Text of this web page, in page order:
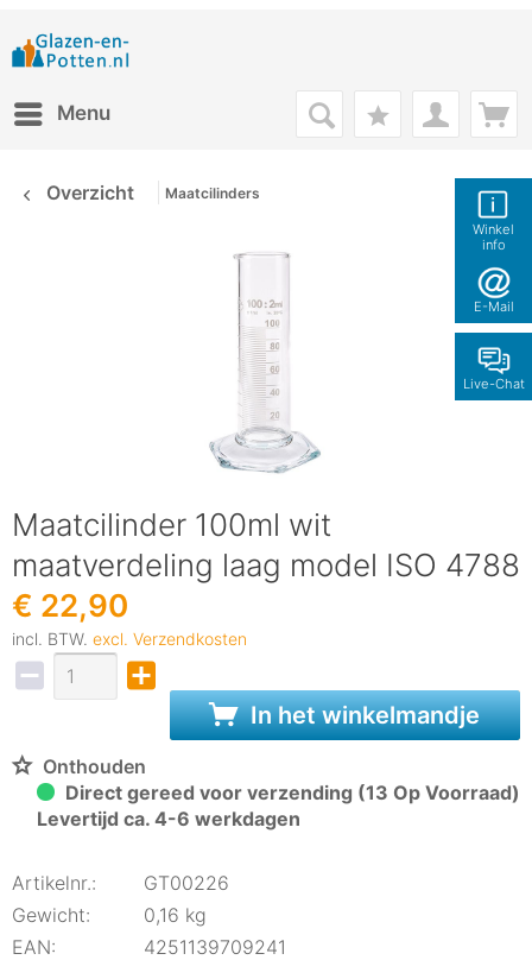
Winkel
info
E-Mail
Live-Chat
Menu
Overzicht Maatcilinders
Maatcilinder 100ml wit
maatverdeling laag model ISO 4788
€ 22,90
incl. BTW. excl. Verzendkosten
In het winkelmandje
Onthouden
Direct gereed voor verzending (13 Op Voorraad)
Levertijd ca. 4-6 werkdagen
Artikelnr.:
GT00226
Gewicht:
0,16 kg
EAN:
4251139709241